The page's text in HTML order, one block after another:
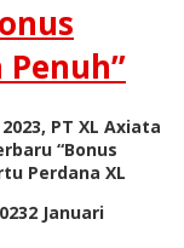
PT XL Axiata
“Bonus
Perdana XL
2 Januari